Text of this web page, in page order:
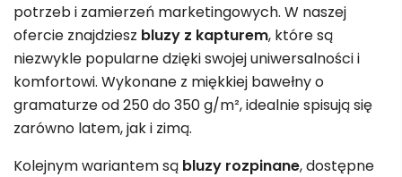
potrzeb i zamierzeń marketingowych. W naszej
ofercie znajdziesz bluzy z kapturem, które są
niezwykle popularne dzięki swojej uniwersalności i
komfortowi. Wykonane z miękkiej bawełny o
gramaturze od 250 do 350 g/m², idealnie spisują się
zarówno latem, jak i zimą.
Kolejnym wariantem są bluzy rozpinane, dostępne